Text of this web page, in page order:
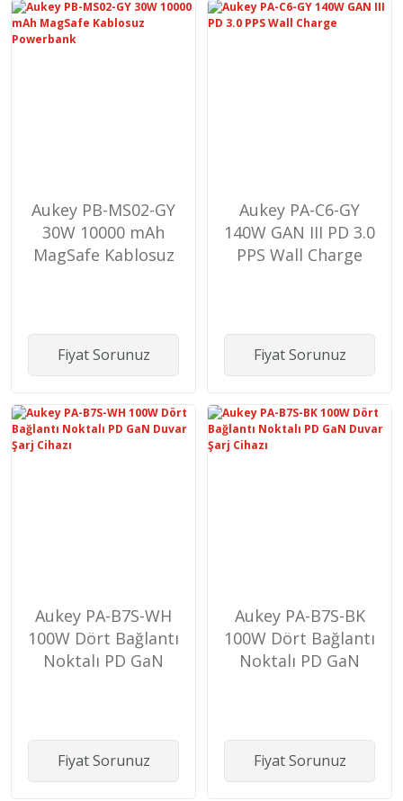
Aukey PB-MS02-GY
30W 10000 mAh
MagSafe Kablosuz
Fiyat Sorunuz
Aukey PA-C6-GY
140W GAN III PD 3.0
PPS Wall Charge
Fiyat Sorunuz
Aukey PA-B7S-WH
100W Dört Bağlantı
Noktalı PD GaN
Fiyat Sorunuz
Aukey PA-B7S-BK
100W Dört Bağlantı
Noktalı PD GaN
Fiyat Sorunuz